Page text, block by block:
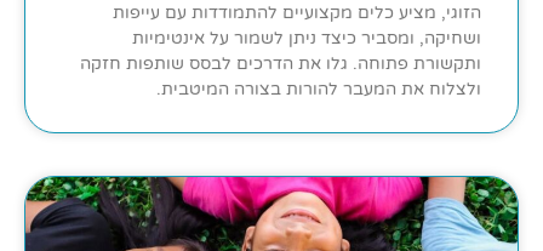
הזוגי, מציע כלים מקצועיים להתמודדות עם עייפות
ושחיקה, ומסביר כיצד ניתן לשמור על אינטימיות
ותקשורת פתוחה. גלו את הדרכים לבסס שותפות חזקה
ולצלוח את המעבר להורות בצורה המיטבית.